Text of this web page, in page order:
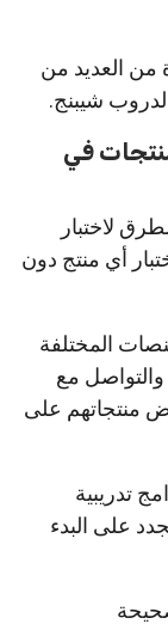
من العديد من
شيبنج.
في
لاختبار
أي منتج دون
المختلفة
مع
منتجاتهم على
تدريبية
على البدء